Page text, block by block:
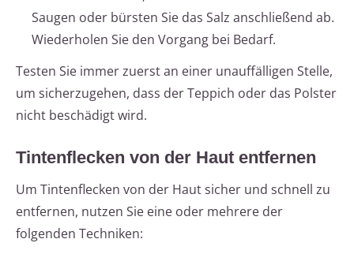
Saugen oder bürsten Sie das Salz anschließend ab.
Wiederholen Sie den Vorgang bei Bedarf.
Testen Sie immer zuerst an einer unauffälligen Stelle,
um sicherzugehen, dass der Teppich oder das Polster
nicht beschädigt wird.
Tintenflecken von der Haut entfernen
Um Tintenflecken von der Haut sicher und schnell zu
entfernen, nutzen Sie eine oder mehrere der
folgenden Techniken: